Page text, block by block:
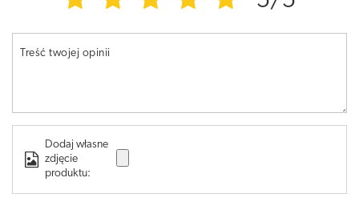
Treść twojej opinii
Dodaj własne
zdjęcie
produktu: